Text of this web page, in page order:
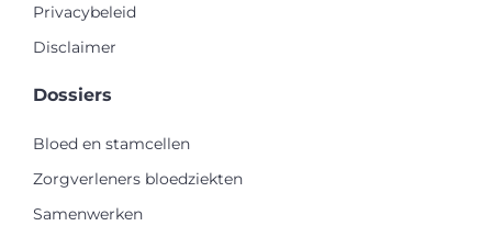
Privacybeleid
Disclaimer
Dossiers
Bloed en stamcellen
Zorgverleners bloedziekten
Samenwerken